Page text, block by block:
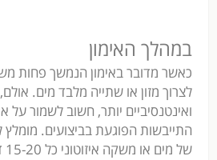
במהלך האימון
כאשר מדובר באימון הנמשך פחות
לצרוך מזון או שתייה מלבד מים.
ואינטנסיביים יותר, חשוב לשמור על